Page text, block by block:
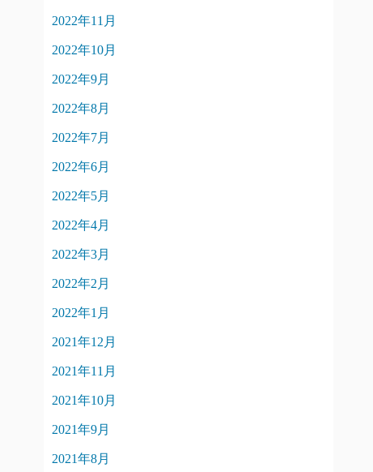
2022年11月
2022年10月
2022年9月
2022年8月
2022年7月
2022年6月
2022年5月
2022年4月
2022年3月
2022年2月
2022年1月
2021年12月
2021年11月
2021年10月
2021年9月
2021年8月